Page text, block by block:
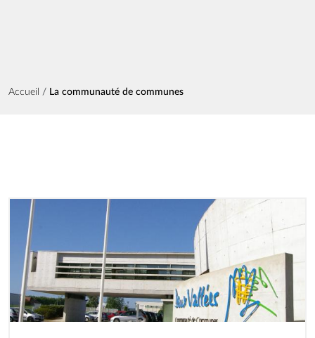
Fil d'Ariane
Accueil La communauté de communes
Image